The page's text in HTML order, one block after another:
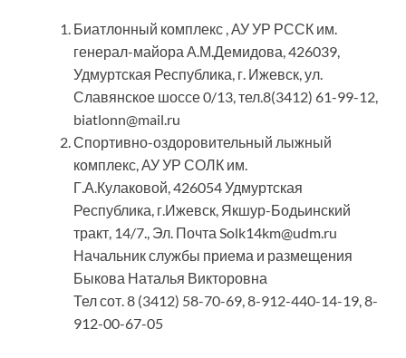
Биатлонный комплекс , АУ УР РССК им.
генерал-майора А.М.Демидова, 426039,
Удмуртская Республика, г. Ижевск, ул.
Славянское шоссе 0/13, тел.8(3412) 61-99-12,
biatlonn@mail.ru
Спортивно-оздоровительный лыжный
комплекс, АУ УР СОЛК им.
Г.А.Кулаковой, 426054 Удмуртская
Республика, г.Ижевск, Якшур-Бодьинский
тракт, 14/7., Эл. Почта Solk14km@udm.ru
Начальник службы приема и размещения
Быкова Наталья Викторовна
Тел сот. 8 (3412) 58-70-69, 8-912-440-14-19, 8-
912-00-67-05